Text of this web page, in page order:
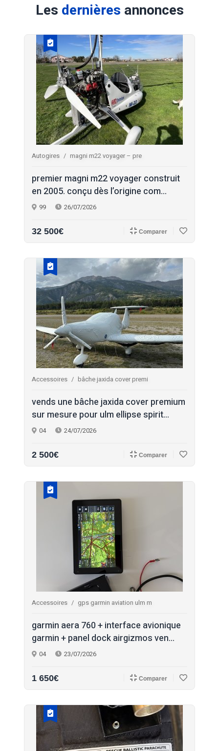
Les dernières annonces
Autogires magni m22 voyager – pre
premier magni m22 voyager construit
en 2005. conçu dès l’origine com...
99 26/07/2026
32 500€ Comparer
Accessoires bâche jaxida cover premi
vends une bâche jaxida cover premium
sur mesure pour ulm ellipse spirit...
04 24/07/2026
2 500€ Comparer
Accessoires gps garmin aviation ulm m
garmin aera 760 + interface avionique
garmin + panel dock airgizmos ven...
04 23/07/2026
1 650€ Comparer